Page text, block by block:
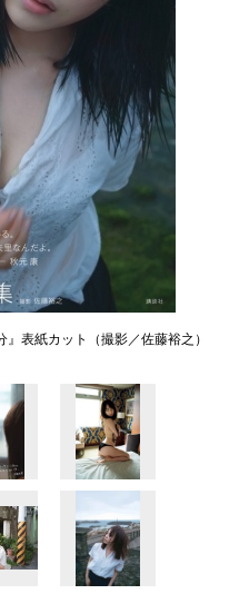
表紙カット（撮影／佐藤裕之）